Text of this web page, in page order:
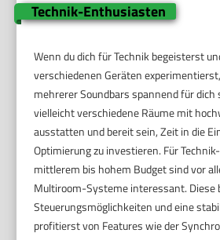
Technik-Enthusiasten
Wenn du dich für Technik begeisterst
verschiedenen Geräten
mehrerer Soundbars spannend für
vielleicht verschiedene Räume mit
ausstatten und bereit sein, Zeit in die
Optimierung zu investieren. Für
mittlerem bis hohem Budget sind vor
Multiroom-Systeme interessant. Diese
Steuerungsmöglichkeiten und eine
profitierst von Features wie der